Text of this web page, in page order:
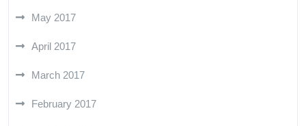
May 2017
April 2017
March 2017
February 2017